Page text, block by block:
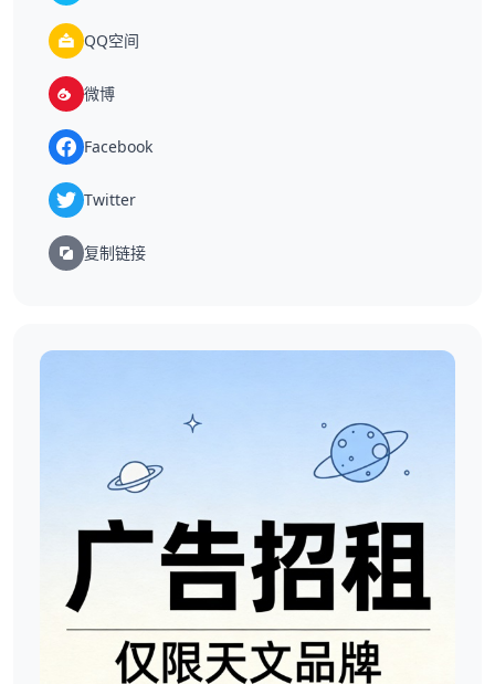
QQ空间
微博
Facebook
Twitter
复制链接